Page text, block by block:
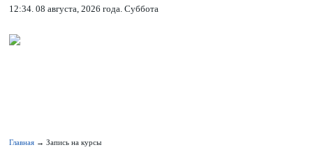
12:34. 08 августа, 2026 года. Суббота
Главная → Запись на курсы